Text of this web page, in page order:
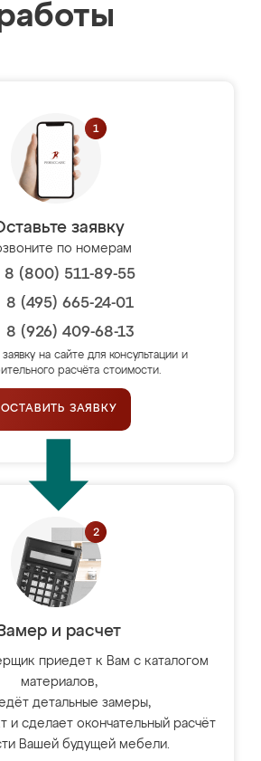
заявку
по номерам
8 (800) 511-89-55
8 (495) 665-24-01
8 (926) 409-68-13
на сайте для консультации и
расчёта стоимости.
ОСТАВИТЬ ЗАЯВКУ
и расчет
приедет к Вам с каталогом
материалов,
детальные замеры,
и сделает окончательный расчёт
Вашей будущей мебели.